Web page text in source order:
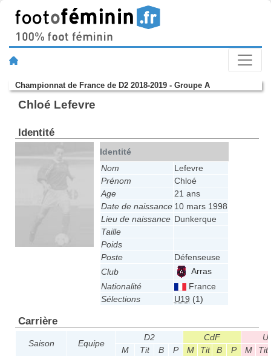
Championnat de France de D2 2018-2019 - Groupe A
Chloé Lefevre
Identité
Identité
Nom
Lefevre
Prénom
Chloé
Age
21 ans
Date de naissance 10 mars 1998
Lieu de naissance Dunkerque
Taille
Poids
Poste
Défenseuse
Club
Arras
Nationalité
France
Sélections
U19 (1)
Carrière
Saison Equipe
D2 CdF
M
Tit B P M Tit B P M
Tit